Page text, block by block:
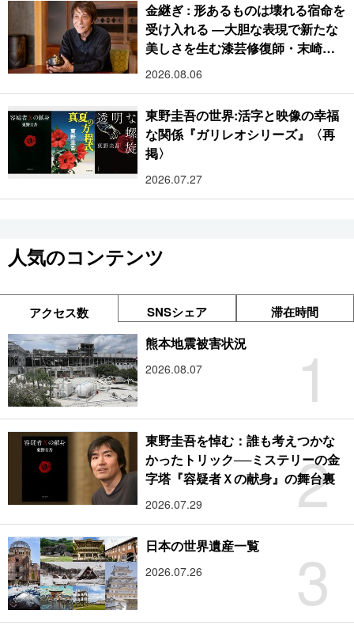
金継ぎ : 形あるものは壊れる宿命を
受け入れる ―大胆な表現で新たな
美しさを生む漆芸修復師・末崎広
樹
2026.08.06
東野圭吾の世界:活字と映像の幸福
な関係『ガリレオシリーズ』〈再
掲〉
2026.07.27
人気のコンテンツ
アクセス数 SNSシェア 滞在時間
1
熊本地震被害状況
2026.08.07
2
東野圭吾を悼む：誰も考えつかな
かったトリック──ミステリーの金
字塔『容疑者Ｘの献身』の舞台裏
2026.07.29
3
日本の世界遺産一覧
2026.07.26